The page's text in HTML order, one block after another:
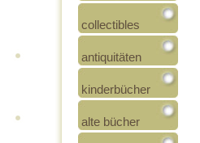
collectibles
antiquitäten
kinderbücher
alte bücher